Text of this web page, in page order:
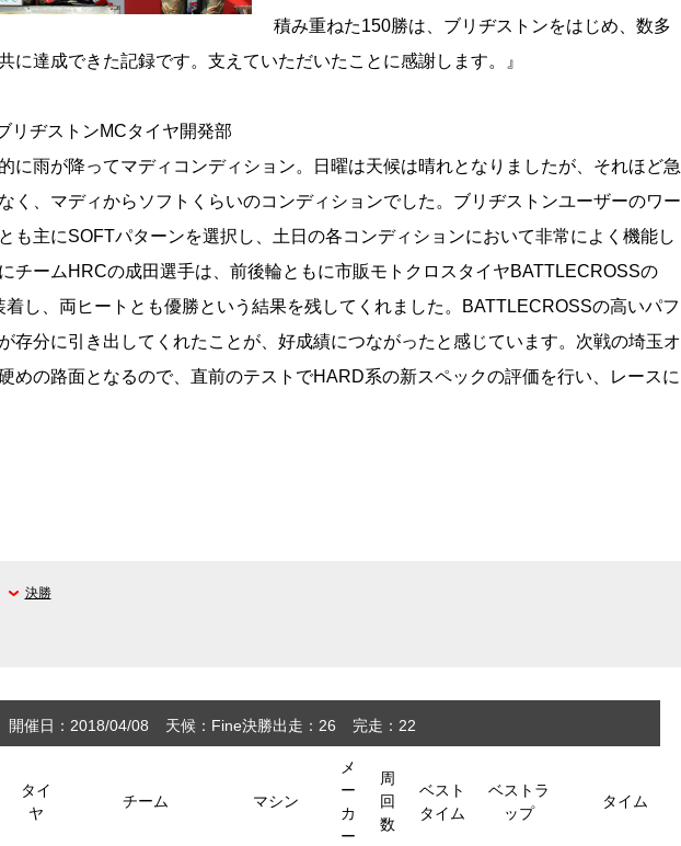
積み重ねた150勝は、ブリヂストンをはじめ、数多
に達成できた記録です。支えていただいたことに感謝します。』
リヂストンMCタイヤ開発部
に雨が降ってマディコンディション。日曜は天候は晴れとなりましたが、それほど急
く、マディからソフトくらいのコンディションでした。ブリヂストンユーザーのワー
も主にSOFTパターンを選択し、土日の各コンディションにおいて非常によく機能し
チームHRCの成田選手は、前後輪ともに市販モトクロスタイヤBATTLECROSSの
し、両ヒートとも優勝という結果を残してくれました。BATTLECROSSの高いパフ
存分に引き出してくれたことが、好成績につながったと感じています。次戦の埼玉オ
めの路面となるので、直前のテストでHARD系の新スペックの評価を行い、レースに
決勝
開催日：2018/04/08 天候：Fine決勝出走：26 完走：22
タイ
ヤ
チーム マシン
メ
ー
カ
ー
周
回
数
ベスト
タイム
ベストラ
ップ
タイム